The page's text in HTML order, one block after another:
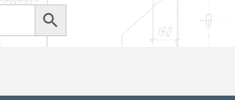
Search
Button